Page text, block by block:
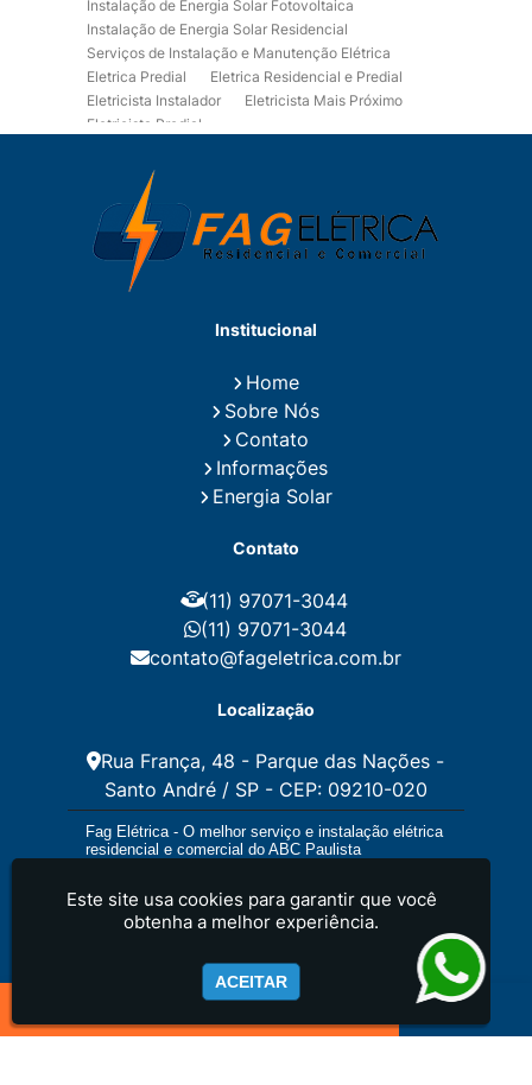
Instalação de Energia Solar Fotovoltaica
Instalação de Energia Solar Residencial
Serviços de Instalação e Manutenção Elétrica
Eletrica Predial
Eletrica Residencial e Predial
Eletricista Instalador
Eletricista Mais Próximo
Eletricista Predial
Eletricista Residencial
Eletricista Residencial E Predial
Eletricistas de Manutenção
Empresa de Instalações Elétricas
Empresa de Manutenção Eletrica
Empresa de Prestação de Serviços Eletricos
Fiação para Instalação Eletrica Residencial
Instalação de Energia Solar Residencial Preço
Instalação de Painel Solar
Instalação de Placa Solar
Instalação de Sistema Fotovoltaico
Instalação E Manutenção Elétrica
Instalação Elétrica Comercial
Instalação Elétrica Residencial Simples
Instalações Elétricas Prediais
Instalações Elétricas Residenciais
Instalador de Energia Solar
Instalador de Placa Solar
Instalador Fotovoltaico
Instalar Energia Solar
Manutenção Elétrica
Manutenção Eletrica Predial
Manutenção Elétrica Preventiva
Manutenção Eletrica Residencial
Manutenção Preventiva E Corretiva Instalações
Orçamento de Instalação Elétrica Residencial
Projeto de Eletrica
Projeto Elétrico Comercial
Projeto Eletrico Predial
Quadro Eletrica Residencial
Institucional
Home
Sobre Nós
Contato
Informações
Energia Solar
Contato
(11) 97071-3044
(11) 97071-3044
contato@fageletrica.com.br
Localização
Rua França, 48 - Parque das Nações -
Santo André / SP - CEP: 09210-020
Fag Elétrica - O melhor serviço e instalação elétrica
residencial e comercial do ABC Paulista
Este site usa cookies para garantir que você
obtenha a melhor experiência.
ACEITAR